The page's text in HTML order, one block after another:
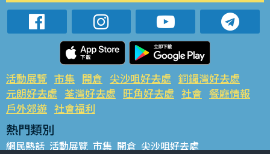
活動展覽 市集 開倉 尖沙咀好去處 銅鑼灣好去處
元朗好去處 荃灣好去處 旺角好去處 社會 餐廳情報
戶外郊遊 社會福利
熱門類別
網民熱話 活動展覽 市集 開倉 尖沙咀好去處